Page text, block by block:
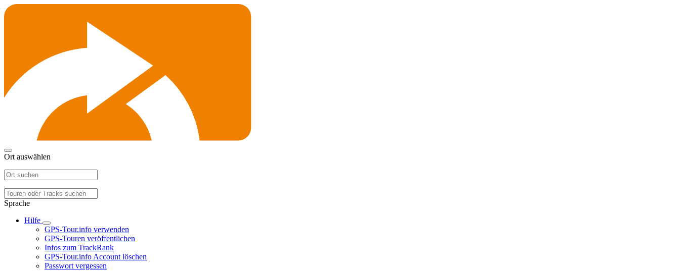
Ort auswählen
Sprache
Hilfe
GPS-Tour.info verwenden
GPS-Touren veröffentlichen
Infos zum TrackRank
GPS-Tour.info Account löschen
Passwort vergessen